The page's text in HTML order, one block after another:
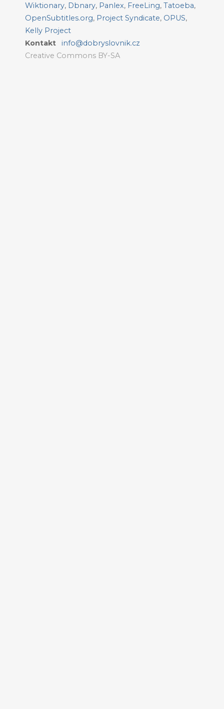
Wiktionary, Dbnary, Panlex, FreeLing, Tatoeba,
OpenSubtitles.org, Project Syndicate, OPUS,
Kelly Project
Kontakt
info@dobryslovnik.cz
Creative Commons BY-SA